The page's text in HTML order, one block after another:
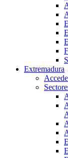
Extremadura